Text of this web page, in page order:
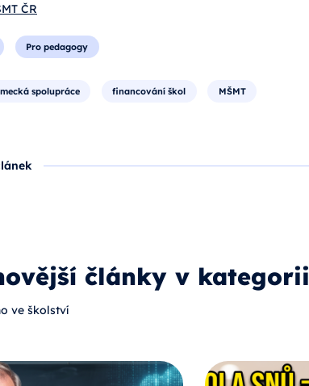
ČR
Pro pedagogy
spolupráce financování škol MŠMT
články v kategorii
ve školství